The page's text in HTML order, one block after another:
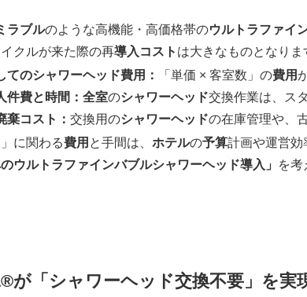
ラブルのような高機能・高価格帯のウルトラファイ
クルが来た際の再導入コスト は大きなものとなりま
てのシャワーヘッド費用：
「単価 × 客室数」の費用
件費と時間： 全室のシャワーヘッド交換作業は、ス
棄コスト： 交換用のシャワーヘッドの在庫管理や、
に関わる費用 と手間は、 ホテルの予算計画や運営効
のウルトラファインバブルシャワーヘッド導入」
を考
が「シャワーヘッド交換不要」を実